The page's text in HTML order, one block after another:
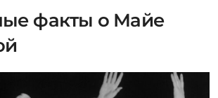
факты о Майе